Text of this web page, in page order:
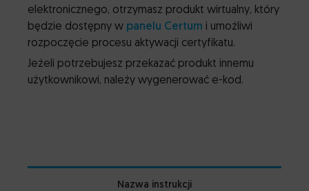
elektronicznego, otrzymasz produkt wirtualny, który
będzie dostępny w panelu Certum i umożliwi
rozpoczęcie procesu aktywacji certyfikatu.
Jeżeli potrzebujesz przekazać produkt innemu
użytkownikowi, należy wygenerować e-kod.
Nazwa instrukcji